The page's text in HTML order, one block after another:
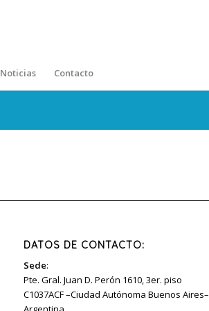
Noticias Contacto
DATOS DE CONTACTO:
Sede:
Pte. Gral. Juan D. Perón 1610, 3er. piso
C1037ACF –Ciudad Autónoma Buenos Aires–